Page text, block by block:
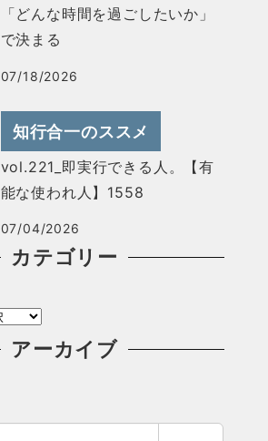
「どんな時間を過ごしたいか」
で決まる
07/18/2026
知行合一のススメ
vol.221_即実行できる人。【有
能な使われ人】1558
07/04/2026
カテゴリー
アーカイブ